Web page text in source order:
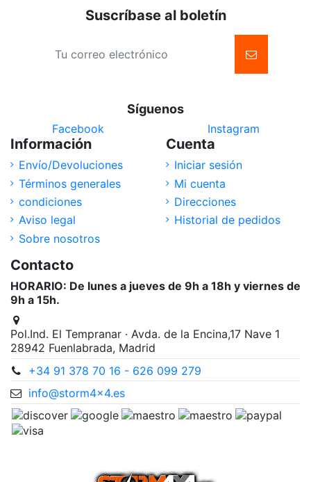
Suscríbase al boletín
Síguenos
Facebook Instagram
Información
Envío/Devoluciones
Términos generales
condiciones
Aviso legal
Sobre nosotros
Cuenta
Iniciar sesión
Mi cuenta
Direcciones
Historial de pedidos
Contacto
HORARIO: De lunes a jueves de 9h a 18h y viernes de
9h a 15h.
Pol.Ind. El Tempranar · Avda. de la Encina,17 Nave 1
28942 Fuenlabrada, Madrid
+34 91 378 70 16 - 626 099 279
info@storm4x4.es